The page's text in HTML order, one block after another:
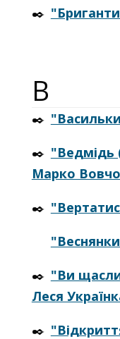
✒️
В
✒️
✒️ "Ведмідь
Марко
✒️
✒️ "Ви
Леся
✒️